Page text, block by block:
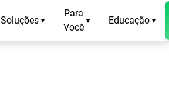
Soluções ▾
Para
Você
▾ Educação ▾